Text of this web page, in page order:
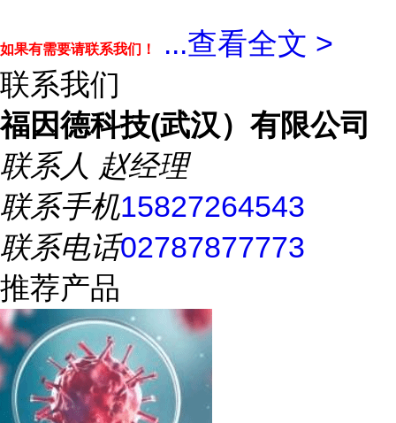
如果有需要请联系我们！ ...查看全文 >
联系我们
福因德科技(武汉）有限公司
联系人 赵经理
联系手机15827264543
联系电话02787877773
推荐产品